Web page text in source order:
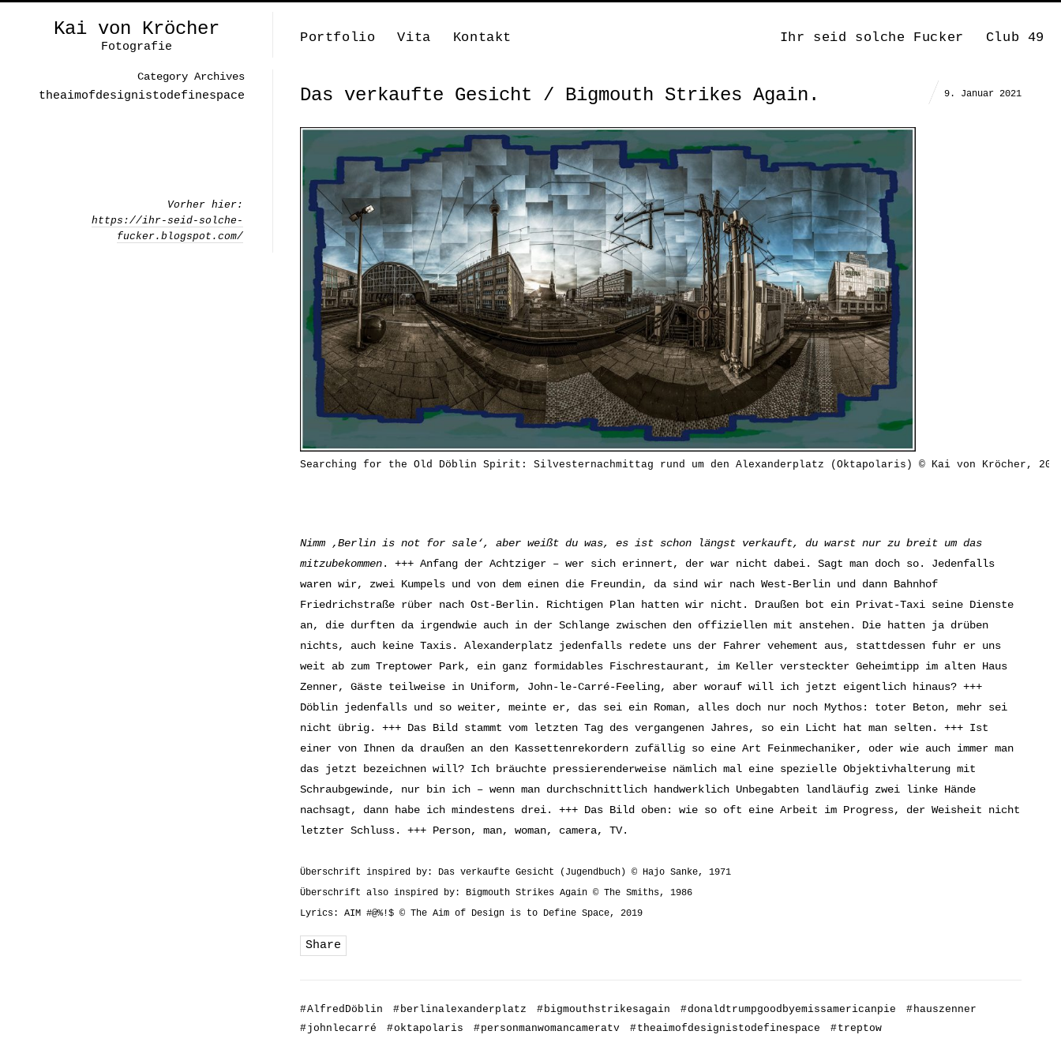
Kai von Kröcher
Fotografie
Portfolio Vita Kontakt Ihr seid solche Fucker Club 49
Das verkaufte Gesicht / Bigmouth Strikes Again. 9. Januar 2021
Searching for the Old Döblin Spirit: Silvesternachmittag rund um den Alexanderplatz (Oktapolaris) © Kai von Kröcher,
Nimm ‚Berlin is not for sale‘, aber weißt du was, es ist schon längst verkauft, du warst nur zu breit um das
mitzubekommen. +++ Anfang der Achtziger – wer sich erinnert, der war nicht dabei. Sagt man doch so. Jedenfalls
waren wir, zwei Kumpels und von dem einen die Freundin, da sind wir nach West-Berlin und dann Bahnhof
Friedrichstraße rüber nach Ost-Berlin. Richtigen Plan hatten wir nicht. Draußen bot ein Privat-Taxi seine Dienste
an, die durften da irgendwie auch in der Schlange zwischen den offiziellen mit anstehen. Die hatten ja drüben
nichts, auch keine Taxis. Alexanderplatz jedenfalls redete uns der Fahrer vehement aus, stattdessen fuhr er uns
weit ab zum Treptower Park, ein ganz formidables Fischrestaurant, im Keller versteckter Geheimtipp im alten Haus
Zenner, Gäste teilweise in Uniform, John-le-Carré-Feeling, aber worauf will ich jetzt eigentlich hinaus? +++
Döblin jedenfalls und so weiter, meinte er, das sei ein Roman, alles doch nur noch Mythos: toter Beton, mehr sei
nicht übrig. +++ Das Bild stammt vom letzten Tag des vergangenen Jahres, so ein Licht hat man selten. +++ Ist
einer von Ihnen da draußen an den Kassettenrekordern zufällig so eine Art Feinmechaniker, oder wie auch immer man
das jetzt bezeichnen will? Ich bräuchte pressierenderweise nämlich mal eine spezielle Objektivhalterung mit
Schraubgewinde, nur bin ich – wenn man durchschnittlich handwerklich Unbegabten landläufig zwei linke Hände
nachsagt, dann habe ich mindestens drei. +++ Das Bild oben: wie so oft eine Arbeit im Progress, der Weisheit nicht
letzter Schluss. +++ Person, man, woman, camera, TV.
Überschrift inspired by: Das verkaufte Gesicht (Jugendbuch) © Hajo Sanke, 1971
Überschrift also inspired by: Bigmouth Strikes Again © The Smiths, 1986
Lyrics: AIM #@%!$ © The Aim of Design is to Define Space, 2019
Share
#AlfredDöblin #berlinalexanderplatz #bigmouthstrikesagain #donaldtrumpgoodbyemissamericanpie #hauszenner
#johnlecarré #oktapolaris #personmanwomancameratv #theaimofdesignistodefinespace #treptow
Category Archives
theaimofdesignistodefinespace
Vorher hier:
https://ihr-seid-solche-
fucker.blogspot.com/